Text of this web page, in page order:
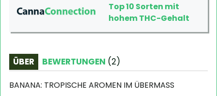
Top 10 Sorten mit
hohem THC-Gehalt
ÜBER BEWERTUNGEN (2)
BANANA: TROPISCHE AROMEN IM ÜBERMASS